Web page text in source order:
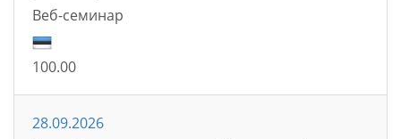
Bеб-семинаp
100.00
28.09.2026